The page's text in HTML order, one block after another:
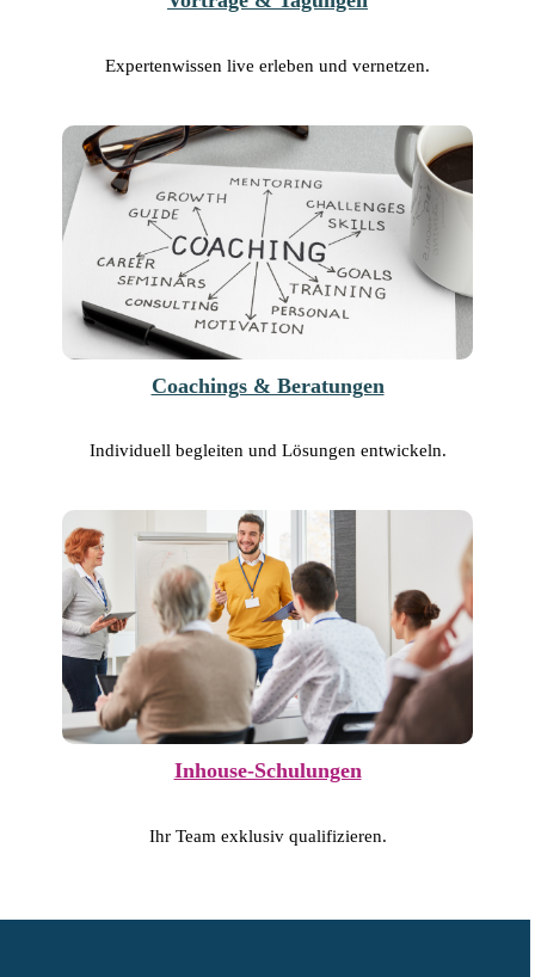
Expertenwissen live erleben und vernetzen.
Coachings & Beratungen
Individuell begleiten und Lösungen entwickeln.
Inhouse-Schulungen
Ihr Team exklusiv qualifizieren.